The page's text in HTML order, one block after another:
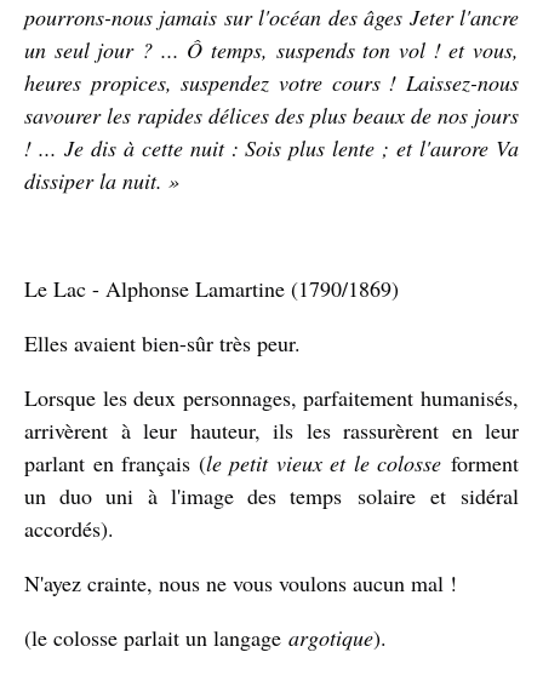
pourrons-nous jamais sur l'océan des âges Jeter l'ancre
un seul jour ? ... Ô temps, suspends ton vol ! et vous,
heures propices, suspendez votre cours ! Laissez-nous
savourer les rapides délices des plus beaux de nos jours
! ... Je dis à cette nuit : Sois plus lente ; et l'aurore Va
dissiper la nuit. »
Le Lac - Alphonse Lamartine (1790/1869)
Elles avaient bien-sûr très peur.
Lorsque les deux personnages, parfaitement humanisés,
arrivèrent à leur hauteur, ils les rassurèrent en leur
parlant en français (le petit vieux et le colosse forment
un duo uni à l'image des temps solaire et sidéral
accordés).
N'ayez crainte, nous ne vous voulons aucun mal !
(le colosse parlait un langage argotique).